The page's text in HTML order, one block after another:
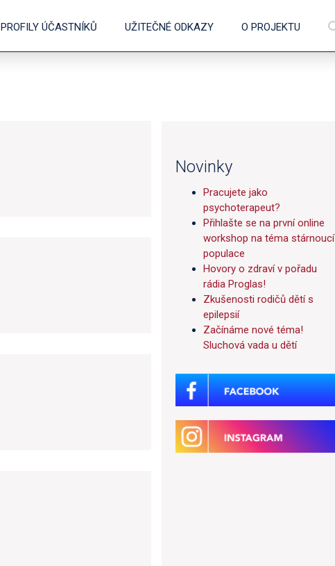
PROFILY ÚČASTNÍKŮ UŽITEČNÉ ODKAZY O PROJEKTU
Novinky
Pracujete jako
psychoterapeut?
Přihlašte se na první online
workshop na téma stárnoucí
populace
Hovory o zdraví v pořadu
rádia Proglas!
Zkušenosti rodičů dětí s
epilepsií
Začínáme nové téma!
Sluchová vada u dětí